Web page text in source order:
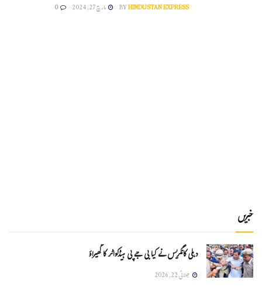
BYHINDUSTAN EXPRESS مارچ 27, 2024 0
خبریں
دہلی کانگریس نے کیا بی جے پی ہیڈکواٹر کا گھیراؤ
جولائی 22, 2026